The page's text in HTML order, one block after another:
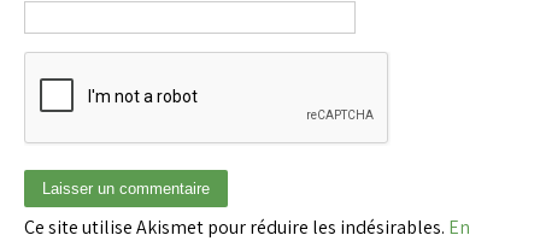
Ce site utilise Akismet pour réduire les indésirables. En